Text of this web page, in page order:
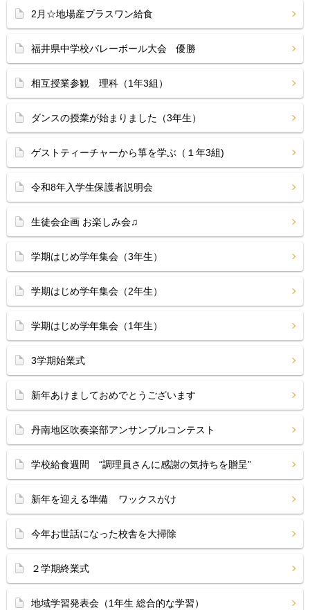
2月☆地場産プラスワン給食
福井県中学校バレーボール大会 優勝
相互授業参観 理科（1年3組）
ダンスの授業が始まりました（3年生）
ゲストティーチャーから箏を学ぶ（１年3組)
令和8年入学生保護者説明会
生徒会企画 お楽しみ会♫
学期はじめ学年集会（3年生）
学期はじめ学年集会（2年生）
学期はじめ学年集会（1年生）
3学期始業式
新年あけましておめでとうございます
丹南地区吹奏楽部アンサンブルコンテスト
学校給食週間 “調理員さんに感謝の気持ちを贈呈”
新年を迎える準備 ワックスがけ
今年お世話になった校舎を大掃除
２学期終業式
地域学習発表会（1年生 総合的な学習）